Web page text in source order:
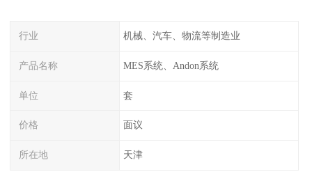
行业 机械、汽车、物流等制造业
产品名称 MES系统、Andon系统
单位 套
价格 面议
所在地 天津